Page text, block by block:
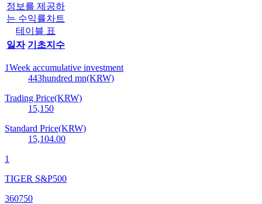
정보를 제공하
는 수익률차트
테이블 표
일자 기초지수
1Week accumulative investment
443hundred mn(KRW)
Trading Price(KRW)
15,150
Standard Price(KRW)
15,104.00
1
TIGER S&P500
360750